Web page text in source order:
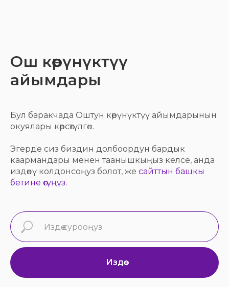
Ош көрүнүктүү
айымдары
Бул баракчада Оштун көрүнүктүү айымдарынын
окуялары көрсөтүлгөн.
Эгерде сиз биздин долбоордун бардык
каармандары менен таанышкыңыз келсе, анда
издөөнү колдонсоңуз болот, же сайттын башкы
бетине өтүңүз.
Издөө